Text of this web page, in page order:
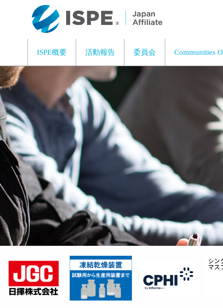
ISPE概要 活動報告 委員会 Communities